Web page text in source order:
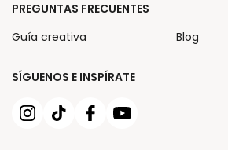
SÍGUENOS E INSPÍRATE
PREGUNTAS FRECUENTES
Guía creativa
Blog